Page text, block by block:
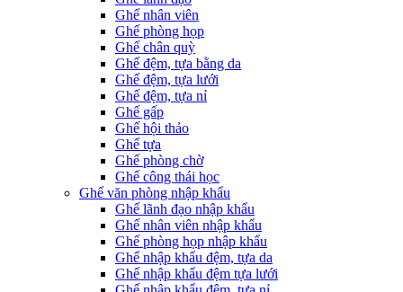
Ghế nhân viên
Ghế phòng họp
Ghế chân quỳ
Ghế đệm, tựa bằng da
Ghế đệm, tựa lưới
Ghế đệm, tựa nỉ
Ghế gấp
Ghế hội thảo
Ghế tựa
Ghế phòng chờ
Ghế công thái học
Ghế văn phòng nhập khẩu
Ghế lãnh đạo nhập khẩu
Ghế nhân viên nhập khẩu
Ghế phòng họp nhập khẩu
Ghế nhập khẩu đệm, tựa da
Ghế nhập khẩu đệm tựa lưới